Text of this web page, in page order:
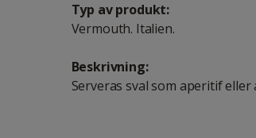
Typ av produkt:
Vermouth. Italien.
Beskrivning:
Serveras sval som aperitif